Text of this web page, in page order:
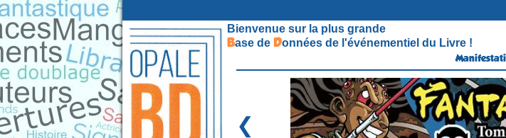
Bienvenue sur la plus grande
Base de Données de l'événementiel du Livre !
❮